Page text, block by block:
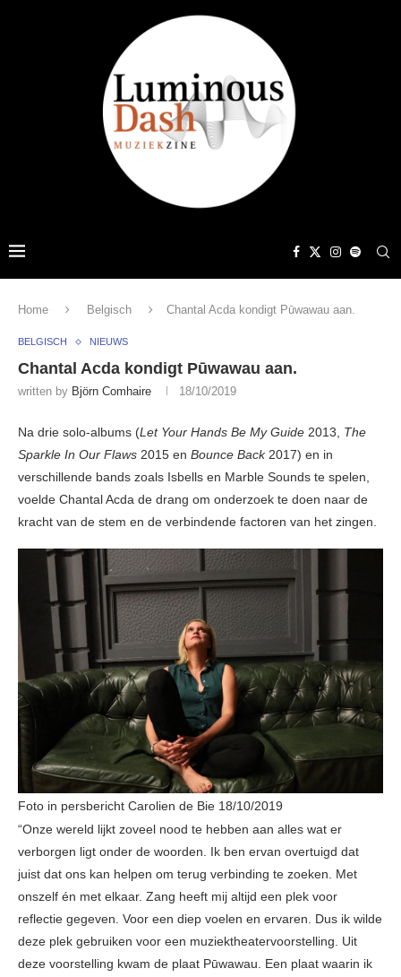
Home Belgisch Chantal Acda kondigt Pūwawau aan.
BELGISCH NIEUWS
Chantal Acda kondigt Pūwawau aan.
written by Björn Comhaire 18/10/2019
Na drie solo-albums (Let Your Hands Be My Guide 2013, The
Sparkle In Our Flaws 2015 en Bounce Back2017) en in
verschillende bands zoals Isbells en Marble Sounds te spelen,
voelde Chantal Acda de drang om onderzoek te doen naar de
kracht van de stem en de verbindende factoren van het zingen.
Foto in persbericht Carolien de Bie 18/10/2019
“Onze wereld lijkt zoveel nood te hebben aan alles wat er
verborgen ligt onder de woorden. Ik ben ervan overtuigd dat
juist dat ons kan helpen om terug verbinding te zoeken. Met
onszelf én met elkaar. Zang heeft mij altijd een plek voor
reflectie gegeven. Voor een diep voelen en ervaren. Dus ik wilde
deze plek gebruiken voor een muziektheatervoorstelling. Uit
deze voorstelling kwam de plaat Pūwawau. Een plaat waarin ik